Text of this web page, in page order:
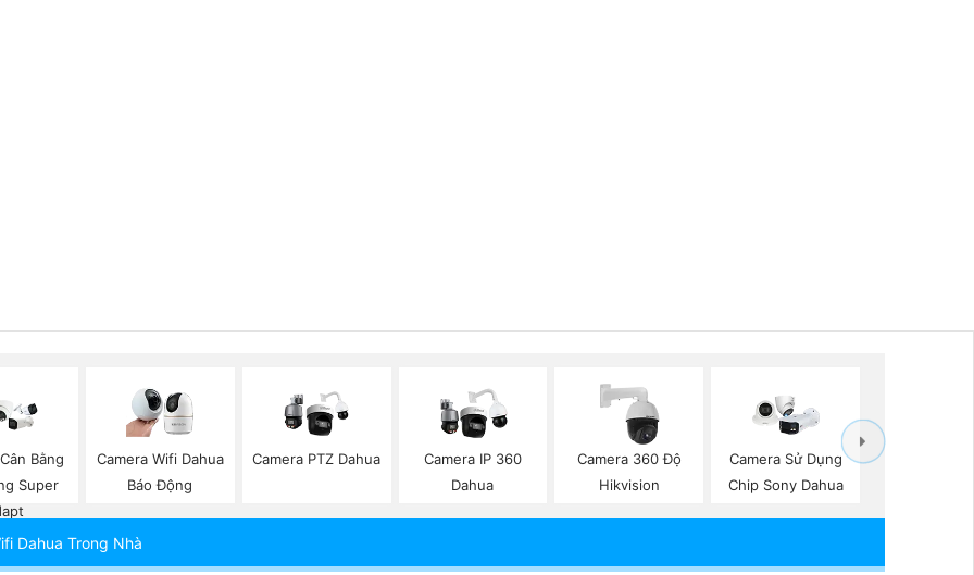
Bằng
Super
Camera Wifi Dahua
Báo Động
Camera PTZ Dahua
Camera IP 360
Dahua
Camera 360 Độ
Hikvision
Camera Sử Dụng
Chip Sony Dahua
Dahua Trong Nhà